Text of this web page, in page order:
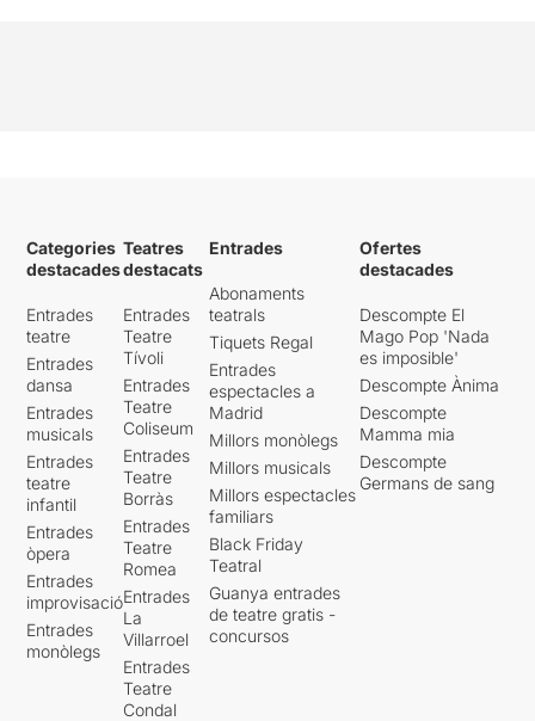
Categories
destacades
Entrades
teatre
Entrades
dansa
Entrades
musicals
Entrades
teatre
infantil
Entrades
òpera
Entrades
improvisació
Entrades
monòlegs
Teatres
destacats
Entrades
Teatre
Tívoli
Entrades
Teatre
Coliseum
Entrades
Teatre
Borràs
Entrades
Teatre
Romea
Entrades
La
Villarroel
Entrades
Teatre
Condal
Entrades
Abonaments
teatrals
Tiquets Regal
Entrades
espectacles a
Madrid
Millors monòlegs
Millors musicals
Millors espectacles
familiars
Black Friday
Teatral
Guanya entrades
de teatre gratis -
concursos
Ofertes
destacades
Descompte El
Mago Pop 'Nada
es imposible'
Descompte Ànima
Descompte
Mamma mia
Descompte
Germans de sang